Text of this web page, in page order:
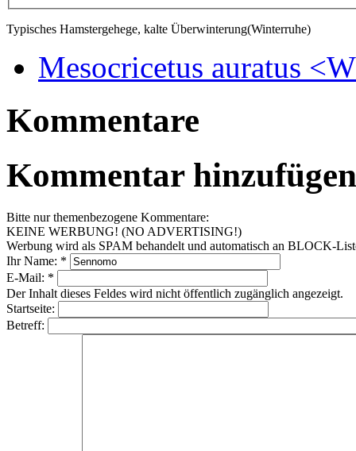
Typisches Hamstergehege, kalte Überwinterung(Winterruhe)
Mesocricetus auratus
Kommentare
Kommentar hinzufügen
Bitte nur themenbezogene Kommentare:
KEINE WERBUNG! (NO ADVERTISING!)
Werbung wird als SPAM behandelt und automatisch an BLOCK-
Ihr Name: *
E-Mail: *
Der Inhalt dieses Feldes wird nicht öffentlich zugänglich angezeigt.
Startseite:
Betreff: